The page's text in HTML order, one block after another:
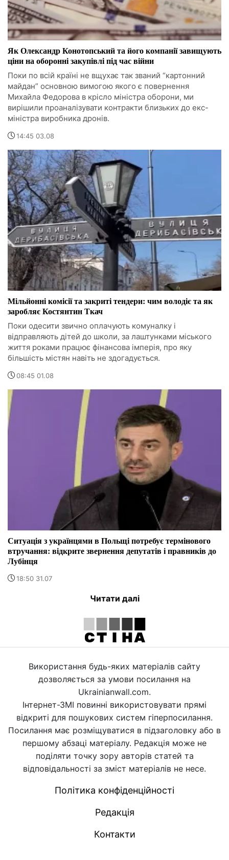
Як Олександр Конотопський та його компанії завищують
ціни на оборонні закупівлі під час війни
Поки по всій країні не вщухає так званий “картонний
майдан” основною вимогою якого є повернення
Михайла Федорова в крісло міністра оборони, ми
вирішили проаналізувати контракти близьких до екс-
міністра виробника дронів.
14:45 03.08
Мільйонні комісії та закриті тендери: чим володіє та як
заробляє Костянтин Ткач
Поки одесити звично оплачують комуналку і
відправляють дітей до школи, за лаштунками міського
життя роками працює фінансова імперія, про яку
більшість містян навіть не здогадується.
08:45 01.08
Ситуація з українцями в Польщі потребує термінового
втручання: відкрите звернення депутатів і правників до
Лубінця
18:50 31.07
Читати далі
Використання будь-яких матеріалів сайту
дозволяється за умови посилання на
Ukrainianwall.com.
Інтернет-ЗМІ повинні використовувати прямі
відкриті для пошукових систем гіперпосилання.
Посилання має розміщуватися в підзаголовку або в
першому абзаці матеріалу. Редакція може не
поділяти точку зору авторів статей та
відповідальності за зміст матеріалів не несе.
Політика конфіденційності
Редакція
Контакти